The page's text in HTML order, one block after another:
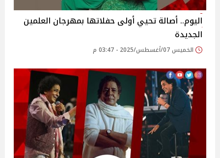
اليوم.. أصالة تحيي أولى حفلاتها بمهرجان العلمين
الجديدة
الخميس 07/أغسطس/2025 - 03:47 م